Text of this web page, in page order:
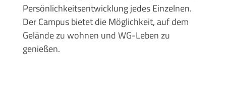
Persönlichkeitsentwicklung jedes Einzelnen.
Der Campus bietet die Möglichkeit, auf dem
Gelände zu wohnen und WG-Leben zu
genießen.